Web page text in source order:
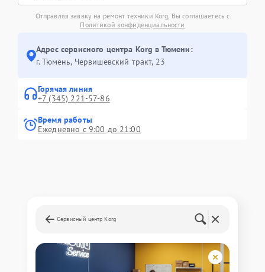
Отправляя заявку на ремонт техники Korg, Вы соглашаетесь с
Политикой конфиденциальности
Адрес сервисного центра Korg в Тюмени:
г. Тюмень, ​Червишевский тракт, 23
Горячая линия
+7 (345) 221-57-86
Время работы
Ежедневно с 9:00 до 21:00
Сервисный центр Korg